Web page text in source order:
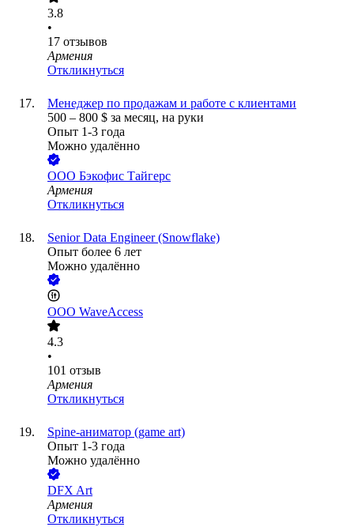
3.8
•
17 отзывов
Армения
Откликнуться
Менеджер по продажам и работе с клиентами
500 – 800 $ за месяц, на руки
Опыт 1-3 года
Можно удалённо
ООО Бэкофис Тайгерс
Армения
Откликнуться
Senior Data Engineer (Snowflake)
Опыт более 6 лет
Можно удалённо
ООО WaveAccess
4.3
•
101 отзыв
Армения
Откликнуться
Spine-аниматор (game art)
Опыт 1-3 года
Можно удалённо
DFX Art
Армения
Откликнуться